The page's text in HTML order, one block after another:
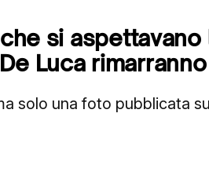
si
Luca
solo una foto pubblicata